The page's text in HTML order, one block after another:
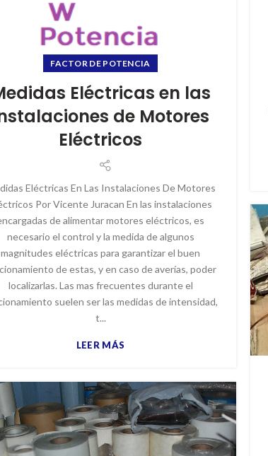
FACTOR DE POTENCIA
Eléctricas en las
de Motores
Eléctricos
Eléctricas En Las Instalaciones De Motores
Por Vicente Juracan En las instalaciones
de alimentar motores eléctricos, es
necesario el control y la medida de algunos
magnitudes eléctricas para garantizar el buen
de estas, y en caso de averías, poder
localizarlas. Las mas frecuentes durante el
suelen ser las medidas de intensidad,
t...
LEER MÁS